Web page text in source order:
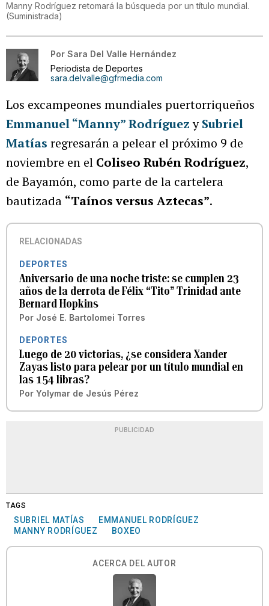
Manny Rodríguez retomará la búsqueda por un título mundial.
(Suministrada)
Por Sara Del Valle Hernández
Periodista de Deportes
sara.delvalle@gfrmedia.com
Los excampeones mundiales puertorriqueños
Emmanuel “Manny” Rodríguez ySubriel
Matías regresarán a pelear el próximo 9 de
noviembre en el Coliseo Rubén Rodríguez,
de Bayamón, como parte de la cartelera
bautizada “Taínos versus Aztecas”.
RELACIONADAS
DEPORTES
Aniversario de una noche triste: se cumplen 23
años de la derrota de Félix “Tito” Trinidad ante
Bernard Hopkins
Por José E. Bartolomei Torres
DEPORTES
Luego de 20 victorias, ¿se considera Xander
Zayas listo para pelear por un título mundial en
las 154 libras?
Por Yolymar de Jesús Pérez
PUBLICIDAD
TAGS
SUBRIEL MATÍAS
EMMANUEL RODRÍGUEZ
MANNY RODRÍGUEZ
BOXEO
ACERCA DEL AUTOR